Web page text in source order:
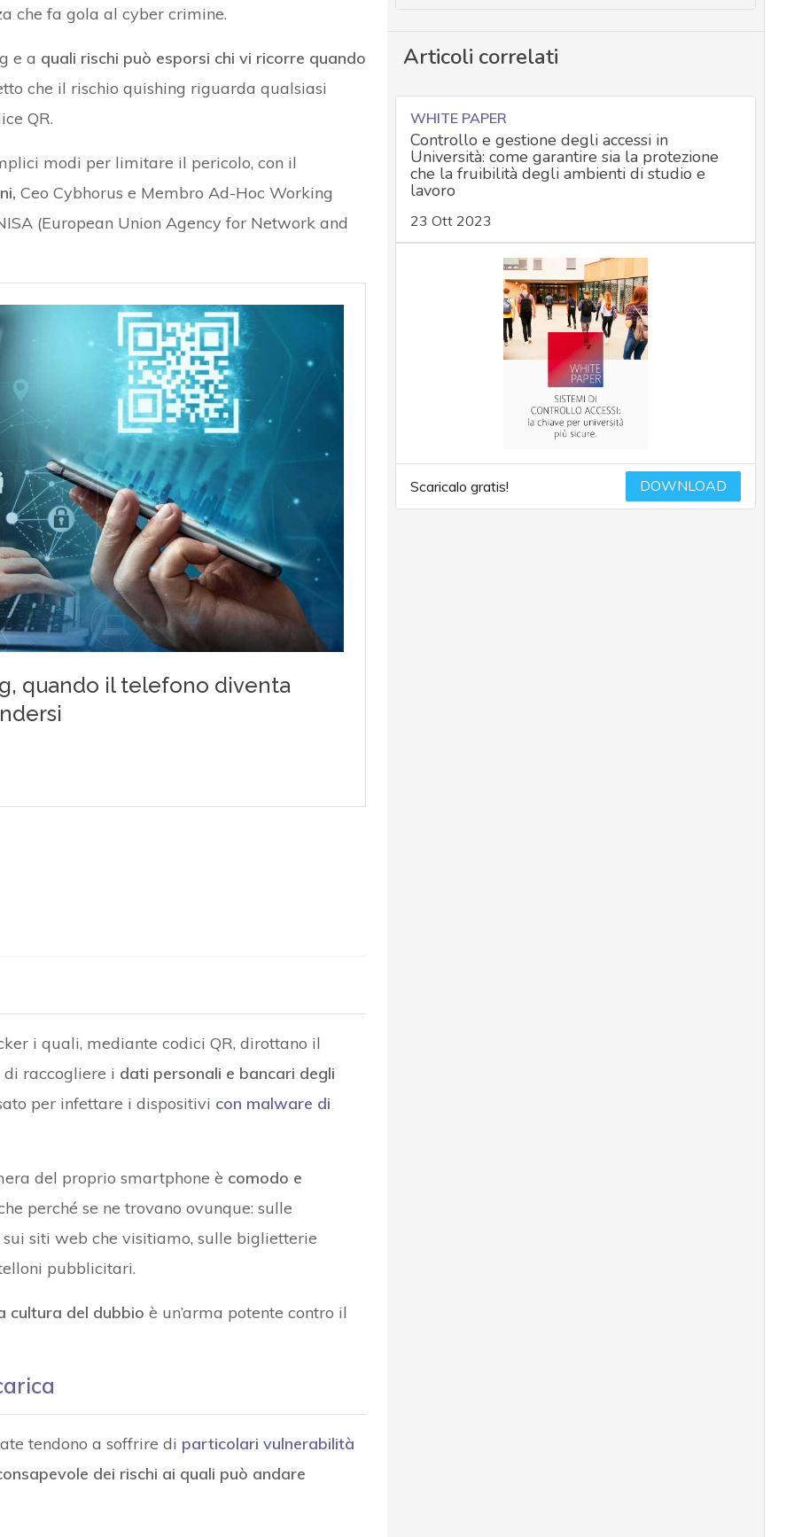
che fa gola al cyber crimine.
e a quali rischi può esporsi chi vi ricorre quando
che il rischio quishing riguarda qualsiasi
QR.
modi per limitare il pericolo, con il
Ceo Cybhorus e Membro Ad-Hoc Working
(European Union Agency for Network and
i quali, mediante codici QR, dirottano il
raccogliere i dati personali e bancari degli
per infettare i dispositivi con malware di
del proprio smartphone è comodo e
perché se ne trovano ovunque: sulle
siti web che visitiamo, sulle biglietterie
pubblicitari.
cultura del dubbio è un’arma potente contro il
tendono a soffrire di particolari vulnerabilità
dei rischi ai quali può andare
Articoli correlati
WHITE PAPER
Controllo e gestione degli accessi in
Università: come garantire sia la protezione
che la fruibilità degli ambienti di studio e
lavoro
23 Ott 2023
Scaricalo gratis! DOWNLOAD